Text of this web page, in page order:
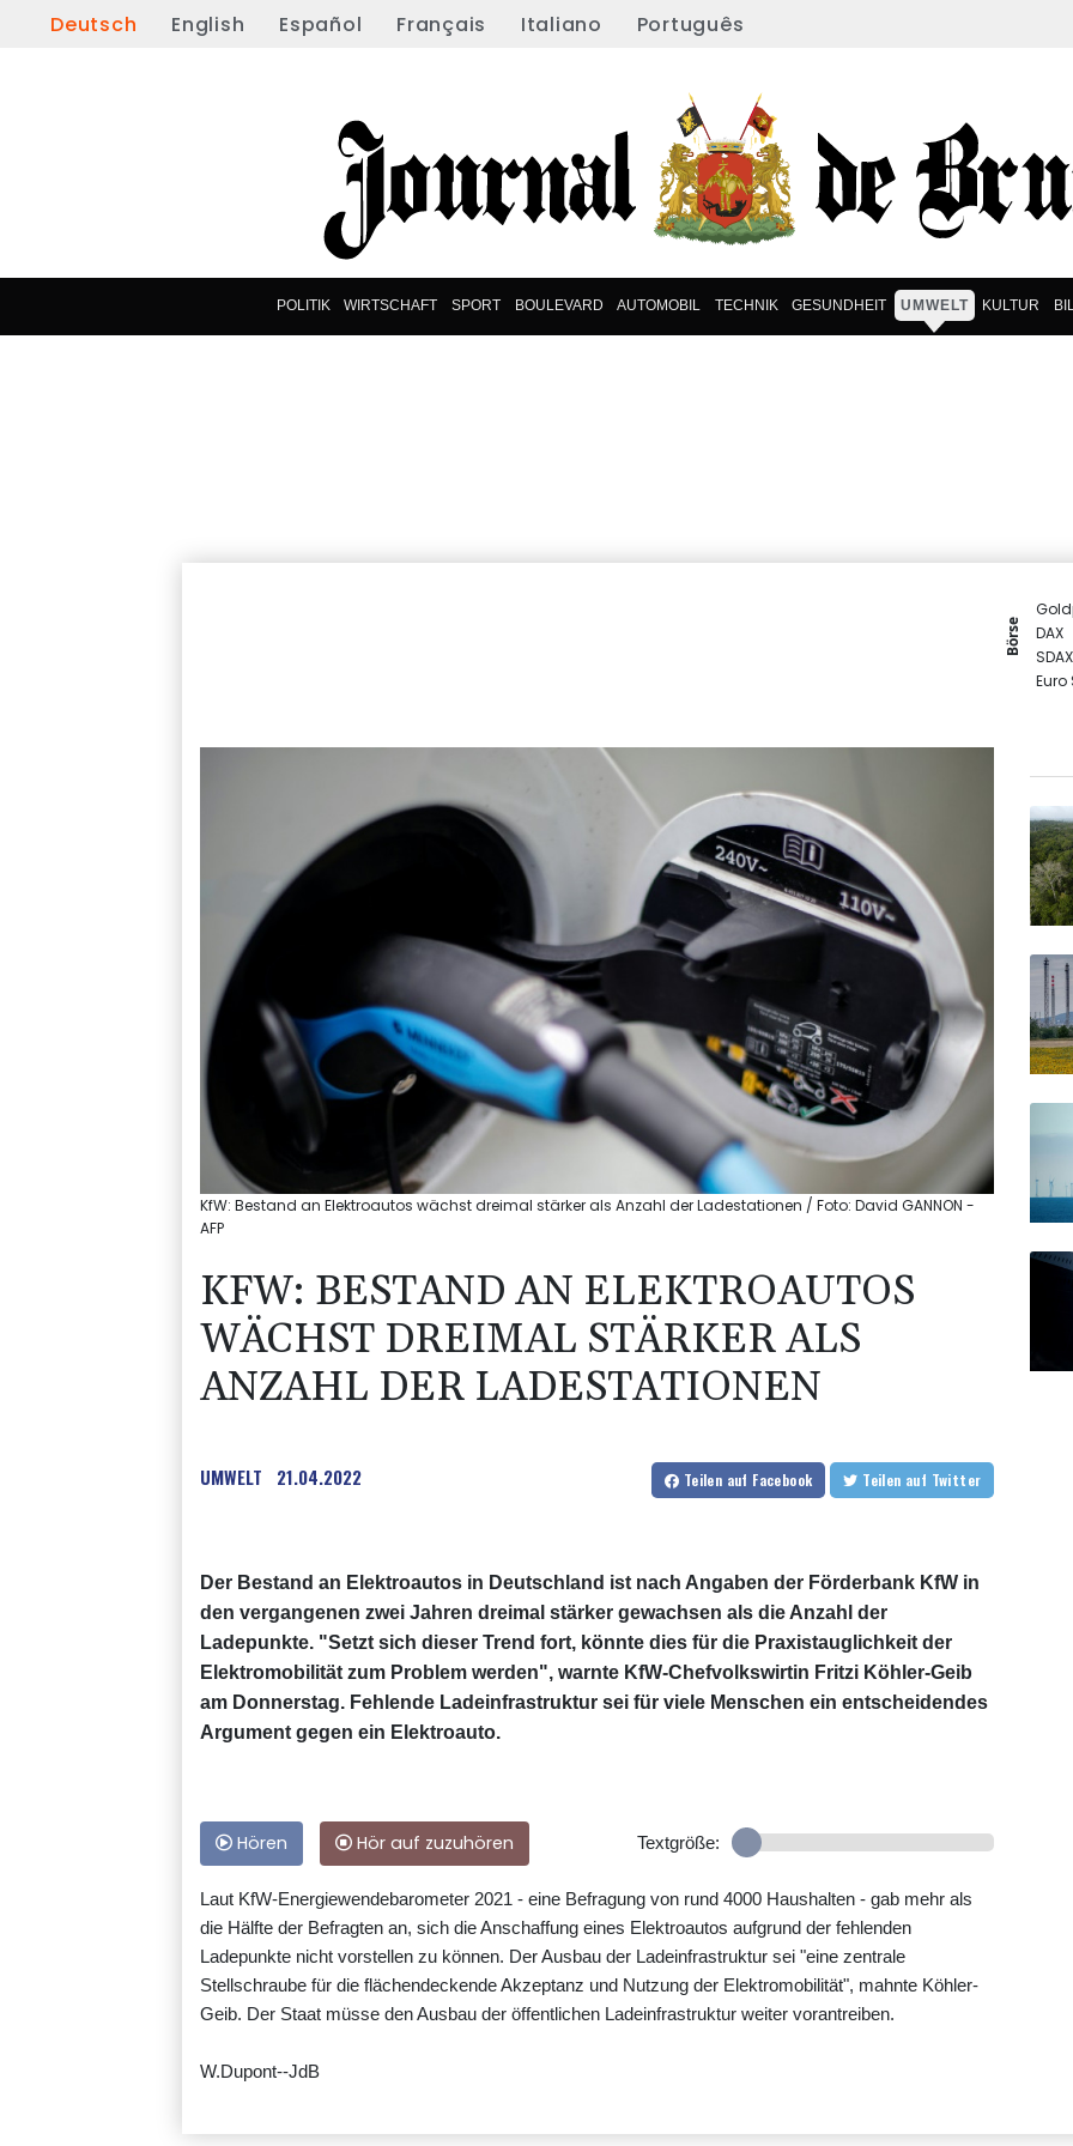
Deutsch English Español Français Italiano Português
POLITIK WIRTSCHAFT SPORT BOULEVARD AUTOMOBIL TECHNIK GESUNDHEIT UMWELT KULTUR
Börse
DAX
SDAX
Euro
KfW: Bestand an Elektroautos wächst dreimal stärker als Anzahl der Ladestationen / Foto: David GANNON -
AFP
KFW: BESTAND AN ELEKTROAUTOS
WÄCHST DREIMAL STÄRKER ALS
ANZAHL DER LADESTATIONEN
UMWELT 21.04.2022 Teilen auf Facebook Teilen auf Twitter
Der Bestand an Elektroautos in Deutschland ist nach Angaben der Förderbank KfW in
den vergangenen zwei Jahren dreimal stärker gewachsen als die Anzahl der
Ladepunkte. "Setzt sich dieser Trend fort, könnte dies für die Praxistauglichkeit der
Elektromobilität zum Problem werden", warnte KfW-Chefvolkswirtin Fritzi Köhler-Geib
am Donnerstag. Fehlende Ladeinfrastruktur sei für viele Menschen ein entscheidendes
Argument gegen ein Elektroauto.
Hören Hör auf zuzuhören Textgröße:
Laut KfW-Energiewendebarometer 2021 - eine Befragung von rund 4000 Haushalten - gab mehr als
die Hälfte der Befragten an, sich die Anschaffung eines Elektroautos aufgrund der fehlenden
Ladepunkte nicht vorstellen zu können. Der Ausbau der Ladeinfrastruktur sei "eine zentrale
Stellschraube für die flächendeckende Akzeptanz und Nutzung der Elektromobilität", mahnte Köhler-
Geib. Der Staat müsse den Ausbau der öffentlichen Ladeinfrastruktur weiter vorantreiben.
W.Dupont--JdB